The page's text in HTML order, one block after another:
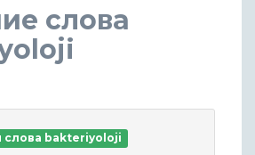
слова
bakteriyoloji